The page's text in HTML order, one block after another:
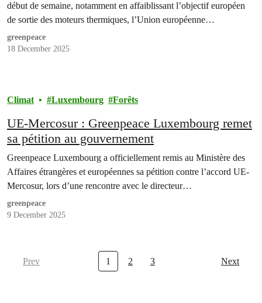
début de semaine, notamment en affaiblissant l’objectif européen
de sortie des moteurs thermiques, l’Union européenne…
greenpeace
18 December 2025
Climat Luxembourg Forêts
UE-Mercosur : Greenpeace Luxembourg remet
sa pétition au gouvernement
Greenpeace Luxembourg a officiellement remis au Ministère des
Affaires étrangères et européennes sa pétition contre l’accord UE-
Mercosur, lors d’une rencontre avec le directeur…
greenpeace
9 December 2025
Prev 1 2 3 Next